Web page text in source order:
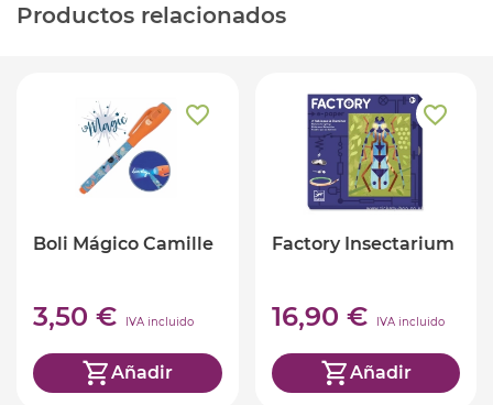
Productos relacionados
Boli Mágico Camille
3,50 € IVA incluido
Añadir
Factory Insectarium
16,90 € IVA incluido
Añadir